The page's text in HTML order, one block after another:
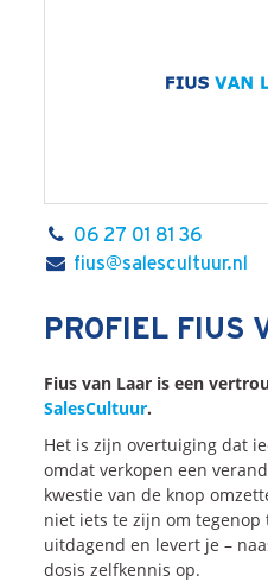
06 27 01 81 36
fius@salescultuur.nl
PROFIEL FIUS
Fius van Laar is een
SalesCultuur.
Het is zijn overtuiging dat
omdat verkopen een
kwestie van de knop
niet iets te zijn om tegenop
uitdagend en levert je –
dosis zelfkennis op.